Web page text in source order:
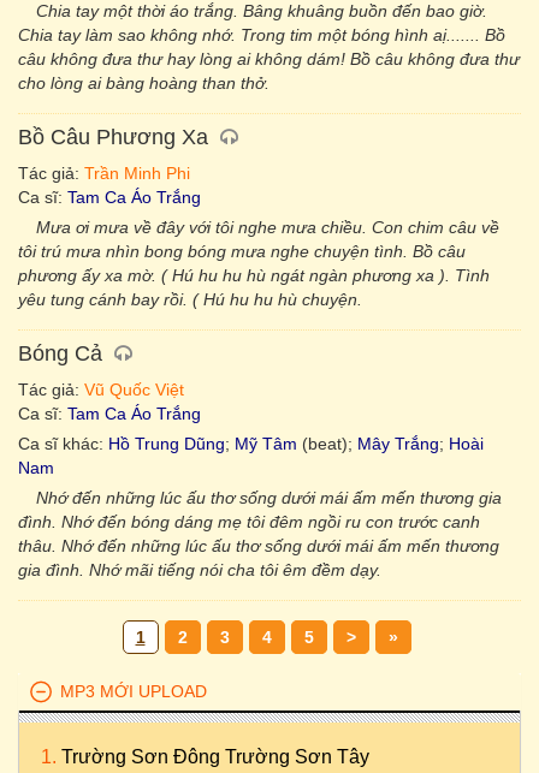
Chia tay một thời áo trắng. Bâng khuâng buồn đến bao giờ.
Chia tay làm sao không nhớ. Trong tim một bóng hình aị....... Bồ
câu không đưa thư hay lòng ai không dám! Bồ câu không đưa thư
cho lòng ai bàng hoàng than thở.
Bồ Câu Phương Xa
Tác giả: Trần Minh Phi
Ca sĩ: Tam Ca Áo Trắng
Mưa ơi mưa về đây với tôi nghe mưa chiều. Con chim câu về
tôi trú mưa nhìn bong bóng mưa nghe chuyện tình. Bồ câu
phương ấy xa mờ. ( Hú hu hu hù ngát ngàn phương xa ). Tình
yêu tung cánh bay rồi. ( Hú hu hu hù chuyện.
Bóng Cả
Tác giả: Vũ Quốc Việt
Ca sĩ: Tam Ca Áo Trắng
Ca sĩ khác: Hồ Trung Dũng; Mỹ Tâm (beat); Mây Trắng; Hoài
Nam
Nhớ đến những lúc ấu thơ sống dưới mái ấm mến thương gia
đình. Nhớ đến bóng dáng mẹ tôi đêm ngồi ru con trước canh
thâu. Nhớ đến những lúc ấu thơ sống dưới mái ấm mến thương
gia đình. Nhớ mãi tiếng nói cha tôi êm đềm dạy.
1 2 3 4 5 > »
MP3 MỚI UPLOAD
Trường Sơn Đông Trường Sơn Tây